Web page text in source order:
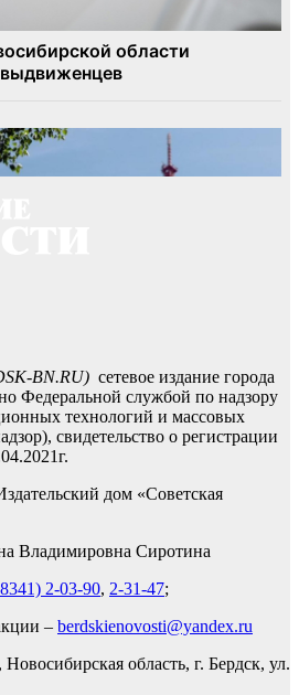
BN.RU) сетевое издание города
Федеральной службой по надзору
технологий и массовых
свидетельство о регистрации
дом «Советская
Владимировна Сиротина
2-03-90, 2-31-47;
– berdskienovosti@yandex.ru
область, г. Бердск, ул.